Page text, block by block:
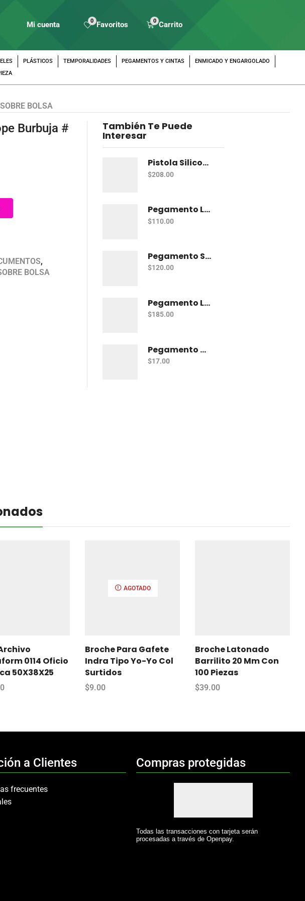
Mi cuenta 0 Favoritos 0 Carrito
PLÁSTICOS TEMPORALIDADES PEGAMENTOS Y CINTAS
ENMICADO Y ENGARGOLADO
SOBRE BOLSA
Burbuja #
,
BOLSA
También Te Puede
Interesar
Pistola Silicon Pascua Ps-Bs003 P/Silicon C/Base
$208.00
Pegamento Liquido Kores Glukids 1 Lt
$110.00
Pegamento Silicon Pelikan Delgado 1 Kg
$120.00
Pegamento Liquido Resistol 850 1 Lt
$185.00
Pegamento Adhesivo Pritt Lápiz 11 Gr
$17.00
0114 Oficio
50X38X25
AGOTADO
Broche Para Gafete
Indra Tipo Yo-Yo Col
Surtidos
$9.00
Broche Latonado
Barrilito 20 Mm Con
100 Piezas
$39.00
a Clientes
frecuentes
Compras protegidas
Todas las transacciones con tarjeta serán
procesadas a través de Openpay.